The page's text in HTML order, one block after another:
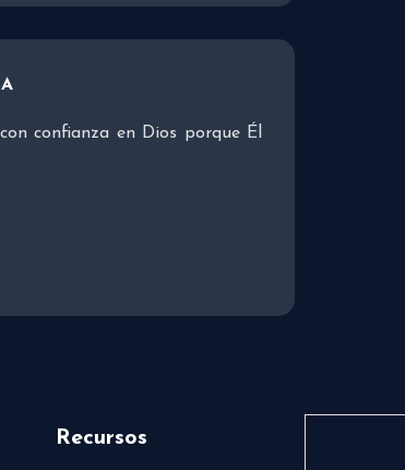
confianza en Dios porque Él
Recursos